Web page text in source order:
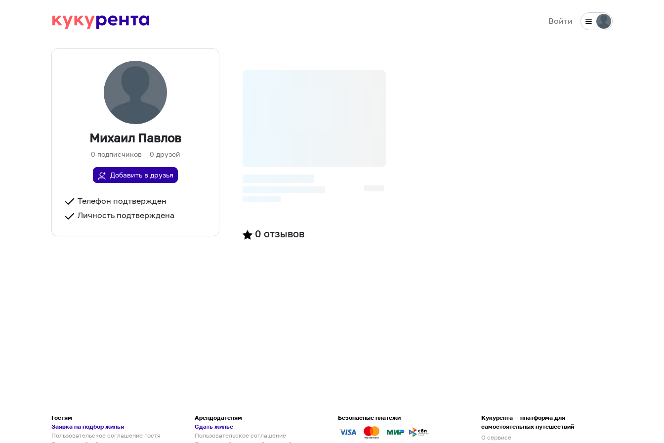
Войти
Михаил Павлов
0 подписчиков 0 друзей
Добавить в друзья
Телефон подтвержден
Личность подтверждена
0 отзывов
Гостям
Заявка на подбор жилья
Пользовательское соглашение гостя
Арендодателям
Сдать жилье
Пользовательское соглашение
Безопасные платежи
Кукурента — платформа для
самостоятельных путешествий
О сервисе